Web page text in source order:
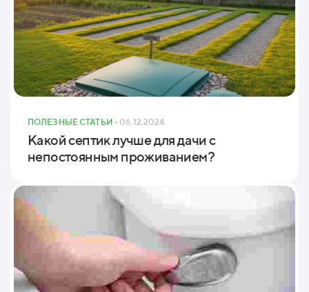
ПОЛЕЗНЫЕ СТАТЬИ • 06.12.2024
Какой септик лучше для дачи с
непостоянным проживанием?